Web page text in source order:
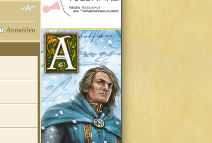
Anmelden